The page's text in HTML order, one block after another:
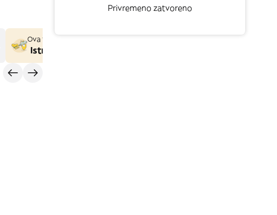
Ova trgovina je trenutno zatvorena. Tražiš li nešto slično?
Istraži trgovine u svojoj blizini
Privremeno zatvoreno